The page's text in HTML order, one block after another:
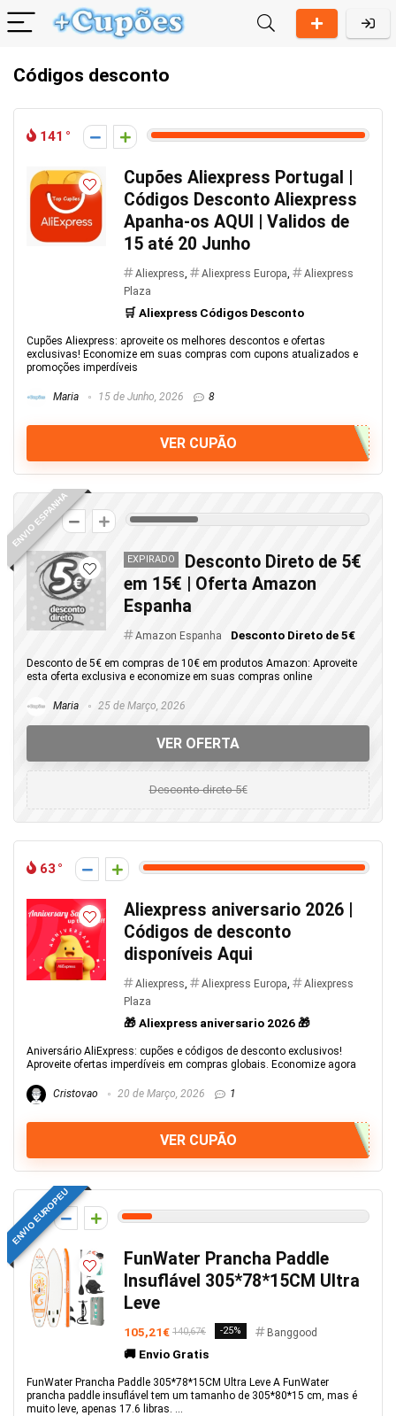
Códigos desconto
141
Cupões Aliexpress Portugal |
Códigos Desconto Aliexpress
Apanha-os AQUI | Validos de
15 até 20 Junho
Aliexpress, Aliexpress Europa,
Aliexpress
Plaza
🛒 Aliexpress Códigos Desconto
Cupões Aliexpress: aproveite os melhores descontos e ofertas
exclusivas! Economize em suas compras com cupons atualizados e
promoções imperdíveis
Maria 15 de Junho, 2026 8
VER CUPÃO
ENVIO ESPANHA
14
EXPIRADO
Desconto Direto de 5€
em 15€ | Oferta Amazon
Espanha
Amazon Espanha Desconto Direto de 5€
Desconto de 5€ em compras de 10€ em produtos Amazon: Aproveite
esta oferta exclusiva e economize em suas compras online
Maria 25 de Março, 2026
VER OFERTA
Desconto direto 5€
63
Aliexpress aniversario 2026 |
Códigos de desconto
disponíveis Aqui
Aliexpress, Aliexpress Europa,
Aliexpress
Plaza
🎁 Aliexpress aniversario 2026 🎁
Aniversário AliExpress: cupões e códigos de desconto exclusivos!
Aproveite ofertas imperdíveis em compras globais. Economize agora
Cristovao 20 de Março, 2026 1
VER CUPÃO
ENVIO EUROPEU
6
FunWater Prancha Paddle
Insuflável 305*78*15CM Ultra
Leve
105,21€ 140,67€ -25% Banggood
🚚 Envio Gratis
FunWater Prancha Paddle 305*78*15CM Ultra Leve A FunWater
prancha paddle insuflável tem um tamanho de 305*80*15 cm, mas é
muito leve, apenas 17.6 libras. ...